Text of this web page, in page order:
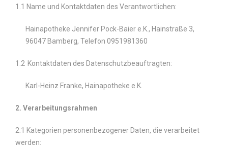
1.1 Name und Kontaktdaten des Verantwortlichen:
Hainapotheke Jennifer Pock-Baier e.K., Hainstraße 3,
96047 Bamberg, Telefon 0951981360
1.2 Kontaktdaten des Datenschutzbeauftragten:
Karl-Heinz Franke, Hainapotheke e.K.
2. Verarbeitungsrahmen
2.1 Kategorien personenbezogener Daten, die verarbeitet
werden: